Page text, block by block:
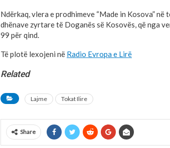
Ndërkaq, vlera e prodhimeve “Made in Kosova”
dhënave zyrtare të Doganës së Kosovës, që nga
99 për qind.
Të plotë lexojeni në Radio Evropa e Lirë
Related
Lajme Tokat Ilire
Share